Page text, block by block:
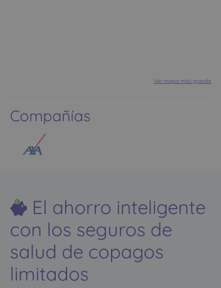
Ver mapa más grande
Compañías
El ahorro inteligente
con los seguros de
salud de copagos
limitados